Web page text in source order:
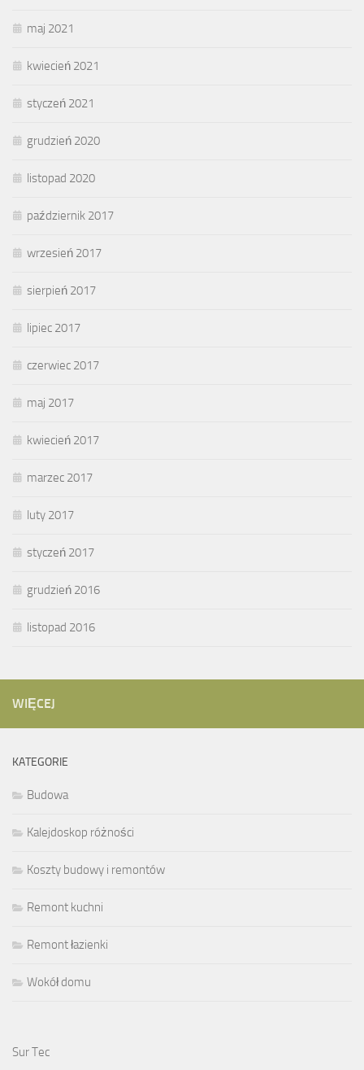
maj 2021
kwiecień 2021
styczeń 2021
grudzień 2020
listopad 2020
październik 2017
wrzesień 2017
sierpień 2017
lipiec 2017
czerwiec 2017
maj 2017
kwiecień 2017
marzec 2017
luty 2017
styczeń 2017
grudzień 2016
listopad 2016
WIĘCEJ
KATEGORIE
Budowa
Kalejdoskop różności
Koszty budowy i remontów
Remont kuchni
Remont łazienki
Wokół domu
Sur Tec